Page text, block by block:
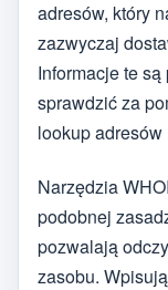
adresów, który
zazwyczaj
Informacje te
sprawdzić za
lookup adresów
Narzędzia
podobnej
pozwalają
zasobu.